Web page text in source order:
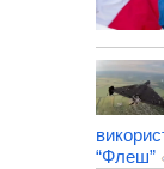
“Флеш”